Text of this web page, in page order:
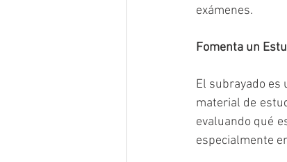
exámenes.
Fomenta un
El subrayado es
material de
evaluando qué
especialmente